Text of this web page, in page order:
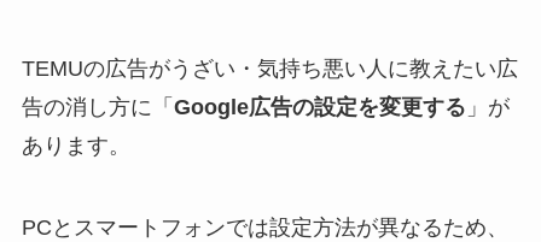
TEMUの広告がうざい・気持ち悪い人に教えたい広
告の消し方に「 Google広告の設定を変更する 」が
あります。
PCとスマートフォンでは設定方法が異なるため、